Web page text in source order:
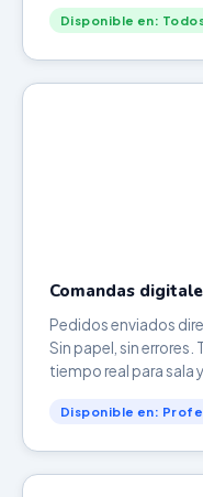
Disponible en:
Comandas
Pedidos enviados
Sin papel, sin
tiempo real para sala y
Disponible en: